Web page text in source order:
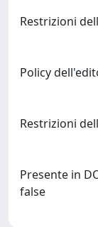
Restrizioni
Policy
Restrizioni
Presente in